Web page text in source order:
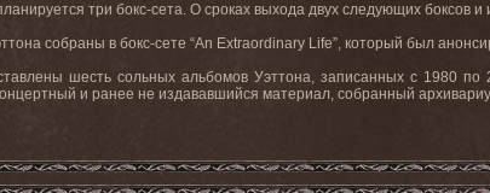
три бокс-сета. О сроках выхода двух следующих боксов
собраны в бокс-сете “An Extraordinary Life”, который был
шесть сольных альбомов Уэттона, записанных с 1980
и ранее не издававшийся материал, собранный